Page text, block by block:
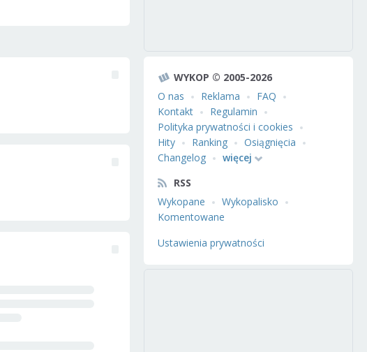
WYKOP © 2005-2026
O nas
Reklama
FAQ
Kontakt
Regulamin
Polityka prywatności i cookies
Hity
Ranking
Osiągnięcia
Changelog
więcej
RSS
Wykopane
Wykopalisko
Komentowane
Ustawienia prywatności